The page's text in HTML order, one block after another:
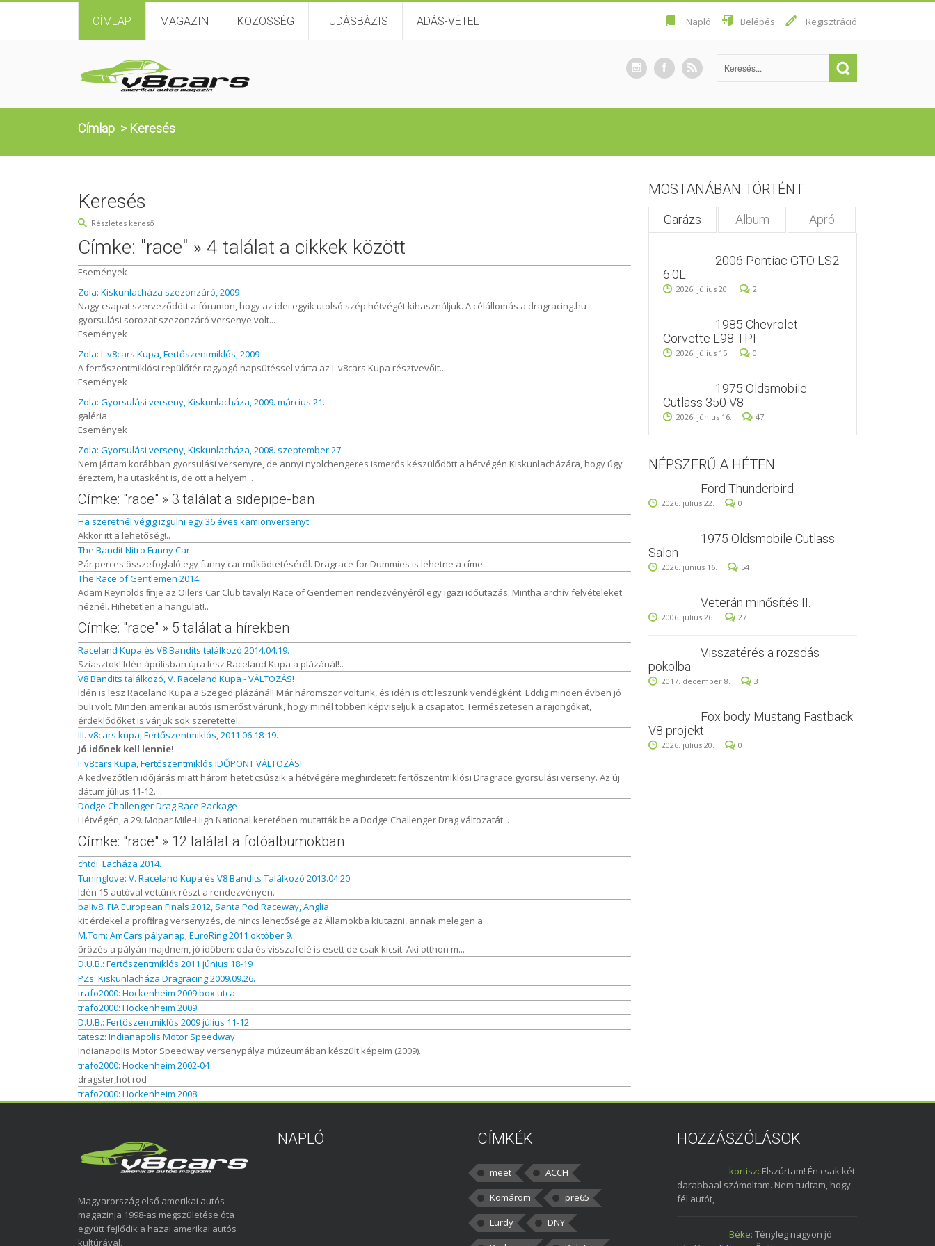
CÍMLAP MAGAZIN KÖZÖSSÉG TUDÁSBÁZIS ADÁS-VÉTEL Napló Belépés Regisztráció
Címlap > Keresés
Keresés
Részletes kereső
Címke: "race" » 4 találat a cikkek között
Események
Zola: Kiskunlacháza szezonzáró, 2009
Nagy csapat szerveződött a fórumon, hogy az idei egyik utolsó szép hétvégét kihasználjuk. A célállomás a dragracing.hu
gyorsulási sorozat szezonzáró versenye volt...
Események
Zola: I. v8cars Kupa, Fertőszentmiklós, 2009
A fertőszentmiklósi repülőtér ragyogó napsütéssel várta az I. v8cars Kupa résztvevőit...
Események
Zola: Gyorsulási verseny, Kiskunlacháza, 2009. március 21.
galéria
Események
Zola: Gyorsulási verseny, Kiskunlacháza, 2008. szeptember 27.
Nem jártam korábban gyorsulási versenyre, de annyi nyolchengeres ismerős készülődött a hétvégén Kiskunlacházára, hogy úgy
éreztem, ha utasként is, de ott a helyem...
Címke: "race" » 3 találat a sidepipe-ban
Ha szeretnél végig izgulni egy 36 éves kamionversenyt
Akkor itt a lehetőség!..
The Bandit Nitro Funny Car
Pár perces összefoglaló egy funny car működtetéséről. Dragrace for Dummies is lehetne a címe...
The Race of Gentlemen 2014
Adam Reynolds filmje az Oilers Car Club tavalyi Race of Gentlemen rendezvényéről egy igazi időutazás. Mintha archív felvételeket
néznél. Hihetetlen a hangulat!..
Címke: "race" » 5 találat a hírekben
Raceland Kupa és V8 Bandits találkozó 2014.04.19.
Sziasztok! Idén áprilisban újra lesz Raceland Kupa a plázánál!..
V8 Bandits találkozó, V. Raceland Kupa - VÁLTOZÁS!
Idén is lesz Raceland Kupa a Szeged plázánál! Már háromszor voltunk, és idén is ott leszünk vendégként. Eddig minden évben jó
buli volt. Minden amerikai autós ismerőst várunk, hogy minél többen képviseljük a csapatot. Természetesen a rajongókat,
érdeklődőket is várjuk sok szeretettel...
III. v8cars kupa, Fertőszentmiklós, 2011.06.18-19.
Jó időnek kell lennie!..
I. v8cars Kupa, Fertőszentmiklós IDŐPONT VÁLTOZÁS!
A kedvezőtlen időjárás miatt három hetet csúszik a hétvégére meghirdetett fertőszentmiklósi Dragrace gyorsulási verseny. Az új
dátum július 11-12. ..
Dodge Challenger Drag Race Package
Hétvégén, a 29. Mopar Mile-High National keretében mutatták be a Dodge Challenger Drag változatát...
Címke: "race" » 12 találat a fotóalbumokban
chtdi: Lacháza 2014.
Tuninglove: V. Raceland Kupa és V8 Bandits Találkozó 2013.04.20
Idén 15 autóval vettünk részt a rendezvényen.
baliv8: FIA European Finals 2012, Santa Pod Raceway, Anglia
kit érdekel a profi drag versenyzés, de nincs lehetősége az Államokba kiutazni, annak melegen a...
M.Tom: AmCars pályanap; EuroRing 2011 október 9.
őrözés a pályán majdnem, jó időben: oda és visszafelé is esett de csak kicsit. Aki otthon m...
D.U.B.: Fertőszentmiklós 2011 június 18-19
PZs: Kiskunlacháza Dragracing 2009.09.26.
trafo2000: Hockenheim 2009 box utca
trafo2000: Hockenheim 2009
D.U.B.: Fertőszentmiklós 2009 július 11-12
tatesz: Indianapolis Motor Speedway
Indianapolis Motor Speedway versenypálya múzeumában készült képeim (2009).
trafo2000: Hockenheim 2002-04
dragster,hot rod
trafo2000: Hockenheim 2008
MOSTANÁBAN TÖRTÉNT
Garázs Album Apró
2006 Pontiac GTO LS2
6.0L
2026. július 20. 2
1985 Chevrolet
Corvette L98 TPI
2026. július 15. 0
1975 Oldsmobile
Cutlass 350 V8
2026. június 16. 47
NÉPSZERŰ A HÉTEN
Ford Thunderbird
2026. július 22. 0
1975 Oldsmobile Cutlass
Salon
2026. június 16. 54
Veterán minősítés II.
2006. július 26. 27
Visszatérés a rozsdás
pokolba
2017. december 8. 3
Fox body Mustang Fastback
V8 projekt
2026. július 20. 0
Magyarország első amerikai autós
magazinja 1998-as megszületése óta
együtt fejlődik a hazai amerikai autós
kultúrával.
NAPLÓ CÍMKÉK
meet
ACCH
Komárom
pre65
Lurdy
DNY
HOZZÁSZÓLÁSOK
kortisz: Elszúrtam! Én csak két
darabbaal számoltam. Nem tudtam, hogy
fél autót,
Béke: Tényleg nagyon jó